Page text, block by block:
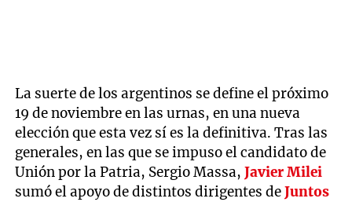
La suerte de los argentinos se define el próximo
19 de noviembre en las urnas, en una nueva
elección que esta vez sí es la definitiva. Tras las
generales, en las que se impuso el candidato de
Unión por la Patria, Sergio Massa,Javier Milei
sumó el apoyo de distintos dirigentes deJuntos